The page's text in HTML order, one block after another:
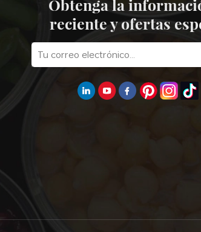
Obtenga la
reciente y ofertas